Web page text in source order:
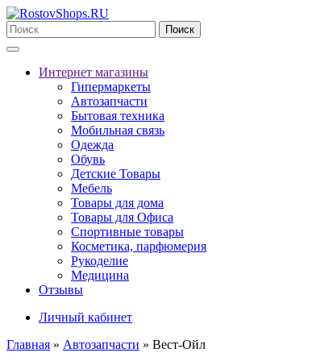
Поиск
Интернет магазины
Гипермаркеты
Автозапчасти
Бытовая техника
Мобильная связь
Одежда
Обувь
Детские Товары
Мебель
Товары для дома
Товары для Офиса
Спортивные товары
Косметика, парфюмерия
Рукоделие
Медицина
Отзывы
Личный кабинет
Главная » Автозапчасти » Вест-Ойл